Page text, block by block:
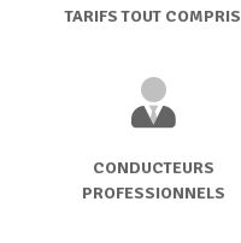
TARIFS TOUT COMPRIS
CONDUCTEURS
PROFESSIONNELS